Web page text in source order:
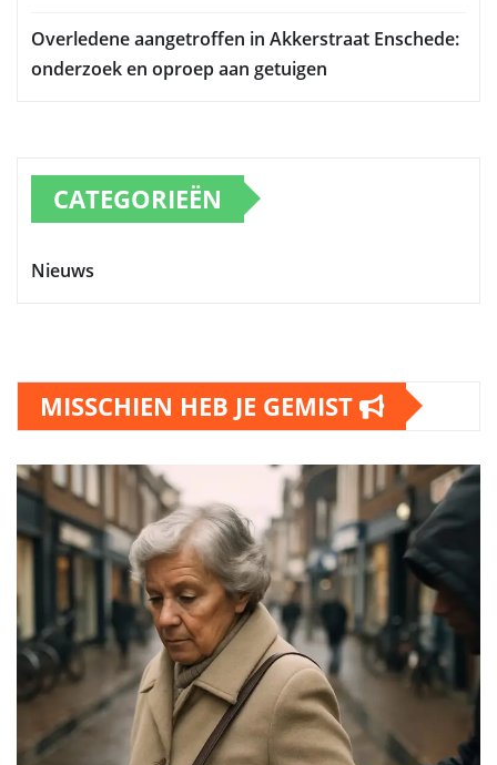
Overledene aangetroffen in Akkerstraat Enschede:
onderzoek en oproep aan getuigen
CATEGORIEËN
Nieuws
MISSCHIEN HEB JE GEMIST